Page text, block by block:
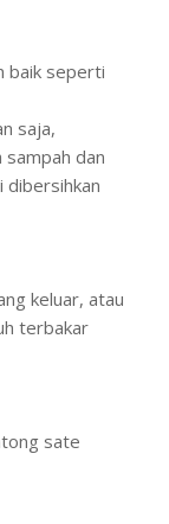
baik seperti
saja,
sampah dan
dibersihkan
keluar, atau
terbakar
sate